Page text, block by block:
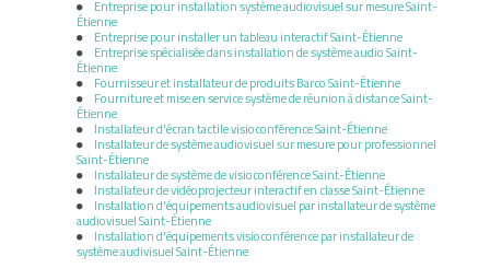
Entreprise pour installation système audiovisuel sur mesure Saint-
Étienne
Entreprise pour installer un tableau interactif Saint-Étienne
Entreprise spécialisée dans installation de système audio Saint-
Étienne
Fournisseur et installateur de produits Barco Saint-Étienne
Fourniture et mise en service système de réunion à distance Saint-
Étienne
Installateur d'écran tactile visioconférence Saint-Étienne
Installateur de système audiovisuel sur mesure pour professionnel
Saint-Étienne
Installateur de système de visioconférence Saint-Étienne
Installateur de vidéoprojecteur interactif en classe Saint-Étienne
Installation d'équipements audiovisuel par installateur de système
audiovisuel Saint-Étienne
Installation d'équipements visioconférence par installateur de
système audivisuel Saint-Étienne